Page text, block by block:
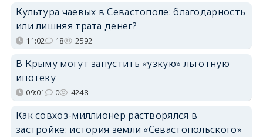
Культура чаевых в Севастополе: благодарность
или лишняя трата денег?
11:02 18 2592
В Крыму могут запустить «узкую» льготную
ипотеку
09:01 0 4248
Как совхоз-миллионер растворялся в
застройке: история земли «Севастопольского»